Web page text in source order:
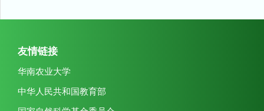
友情链接
华南农业大学
中华人民共和国教育部